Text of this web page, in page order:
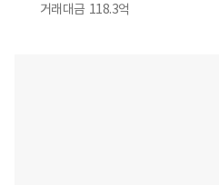
거래대금 118.3억